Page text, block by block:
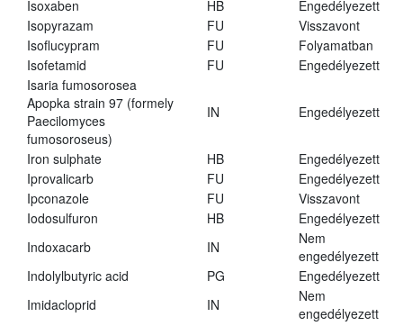
Isoxaben
HB
Engedélyezett
Isopyrazam
FU
Visszavont
Isoflucypram
FU
Folyamatban
Isofetamid
FU
Engedélyezett
Isaria fumosorosea
Apopka strain 97 (formely
Paecilomyces
fumosoroseus)
IN Engedélyezett
Iron sulphate HB
Engedélyezett
Iprovalicarb
FU
Engedélyezett
Ipconazole
FU
Visszavont
Iodosulfuron
HB
Engedélyezett
Indoxacarb
IN
Nem
engedélyezett
Indolylbutyric acid
PG
Engedélyezett
Imidacloprid
IN
Nem
engedélyezett